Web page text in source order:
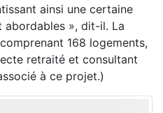
ainsi une certaine
», dit-il. La
168 logements,
retraité et consultant
à ce projet.)